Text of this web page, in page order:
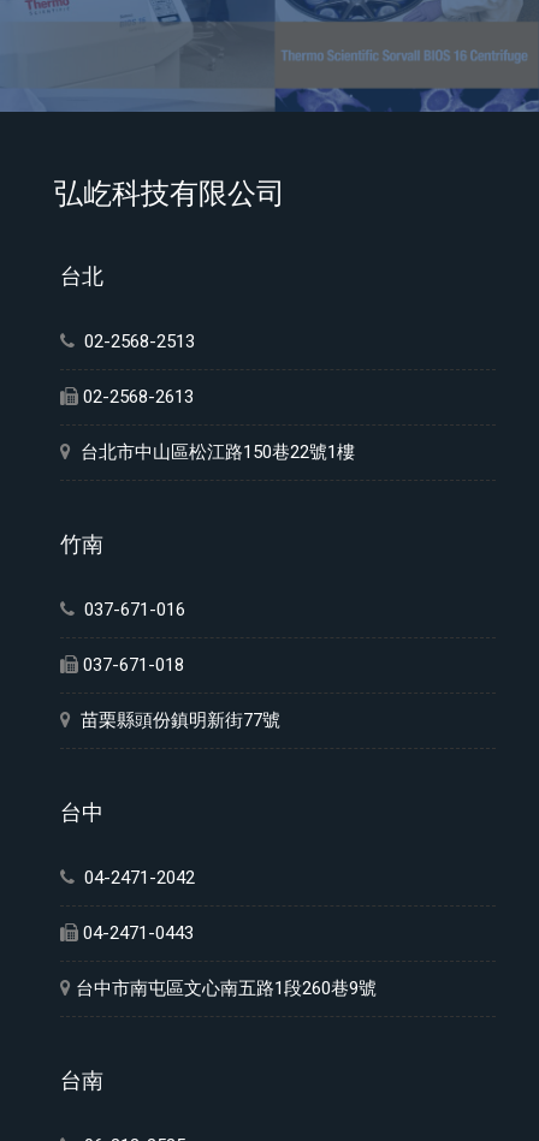
弘屹科技有限公司
台北
02-2568-2513
02-2568-2613
台北市中山區松江路150巷22號1樓
竹南
037-671-016
037-671-018
苗栗縣頭份鎮明新街77號
台中
04-2471-2042
04-2471-0443
台中市南屯區文心南五路1段260巷9號
台南